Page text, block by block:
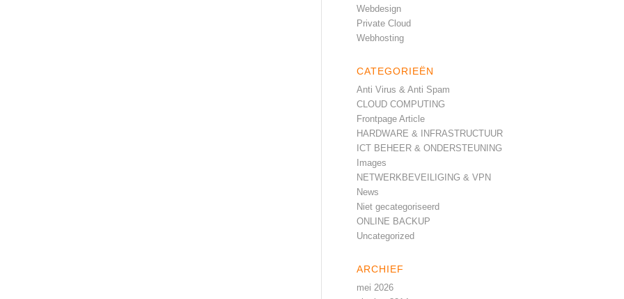
Webdesign
Private Cloud
Webhosting
CATEGORIEËN
Anti Virus & Anti Spam
CLOUD COMPUTING
Frontpage Article
HARDWARE & INFRASTRUCTUUR
ICT BEHEER & ONDERSTEUNING
Images
NETWERKBEVEILIGING & VPN
News
Niet gecategoriseerd
ONLINE BACKUP
Uncategorized
ARCHIEF
mei 2026